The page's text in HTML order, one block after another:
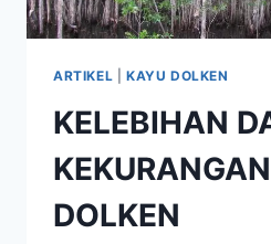
ARTIKEL KAYU DOLKEN
KELEBIHAN
DOLKEN